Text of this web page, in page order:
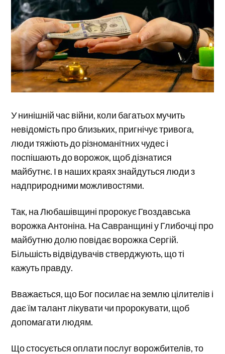
У нинішній час війни, коли багатьох мучить
невідомість про близьких, пригнічує тривога,
люди тяжіють до різноманітних чудес і
поспішають до ворожок, щоб дізнатися
майбутнє. І в наших краях знайдуться люди з
надприродними можливостями.
Так, на Любашівщині пророкує Гвоздавська
ворожка Антоніна. На Савранщині у Глибочці про
майбутню долю повідає ворожка Сергій.
Більшість відвідувачів стверджують, що ті
кажуть правду.
Вважається, що Бог посилає на землю цілителів і
дає їм талант лікувати чи пророкувати, щоб
допомагати людям.
Що стосується оплати послуг ворожбителів, то